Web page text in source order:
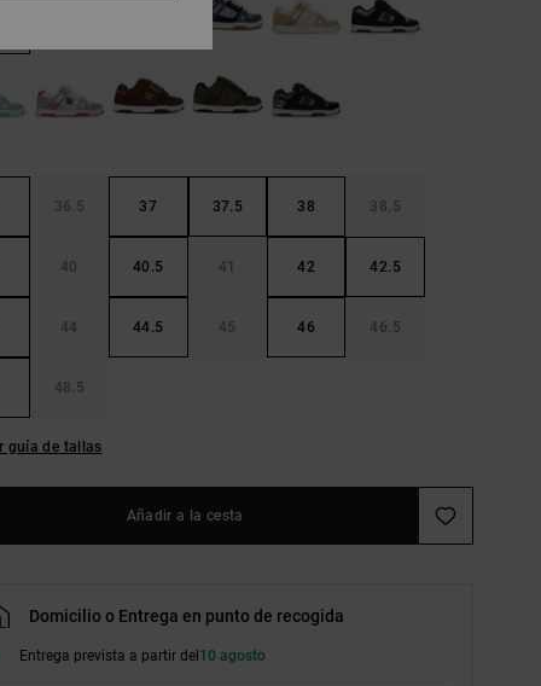
36.5 37 37.5 38 38.5
40 40.5 41 42 42.5
44 44.5 45 46 46.5
48.5
guía de tallas
Añadir a la cesta
Domicilio o Entrega en punto de recogida
Entrega prevista a partir del10 agosto